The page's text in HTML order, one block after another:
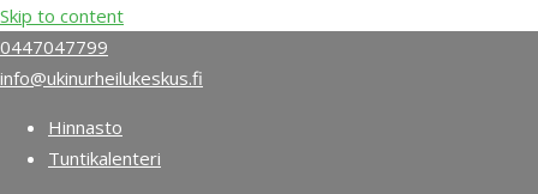
Skip to content
0447047799
info@ukinurheilukeskus.fi
Hinnasto
Tuntikalenteri